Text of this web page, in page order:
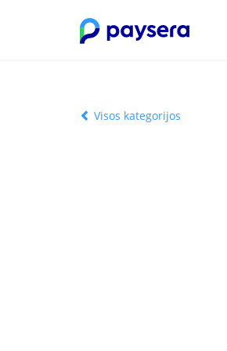
Visos kategorijos